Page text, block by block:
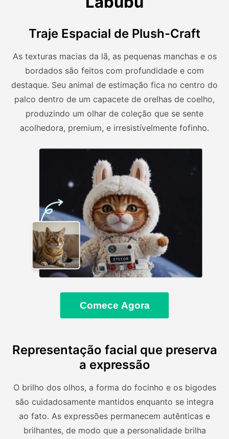
Traje Espacial de Plush-Craft
As texturas macias da lã, as pequenas manchas e os
bordados são feitos com profundidade e com
destaque. Seu animal de estimação fica no centro do
palco dentro de um capacete de orelhas de coelho,
produzindo um olhar de coleção que se sente
acolhedora, premium, e irresistívelmente fofinho.
Comece Agora
Representação facial que preserva
a expressão
O brilho dos olhos, a forma do focinho e os bigodes
são cuidadosamente mantidos enquanto se integra
ao fato. As expressões permanecem autênticas e
brilhantes, de modo que a personalidade brilha